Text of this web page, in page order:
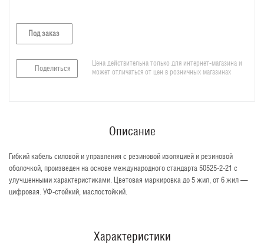
Под заказ
Поделиться
Цена действительна только для интернет-магазина и
может отличаться от цен в розничных магазинах
Описание
Гибкий кабель силовой и управления с резиновой изоляцией и резиновой
оболочкой, произведен на основе международного стандарта 50525-2-21 с
улучшенными характеристиками. Цветовая маркировка до 5 жил, от 6 жил —
цифровая. УФ-стойкий, маслостойкий.
Характеристики